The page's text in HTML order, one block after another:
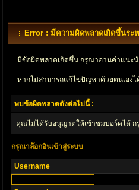
Error : มีความผิดพลาดเกิดขึ้นระ
มีข้อผิดพลาดเกิดขึ้น กรุณาอ่านคำแนะ
หากไม่สามารถแก้ไขปัญหาด้วยตนเอง
พบข้อผิดพลาดดังต่อไปนี้ :
คุณไม่ได้รับอนุญาตให้เข้าชมบอร์ดได้ ก
กรุณาล๊อกอินเข้าสู่ระบบ
Username